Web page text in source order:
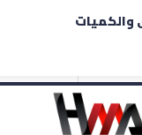
والكميات